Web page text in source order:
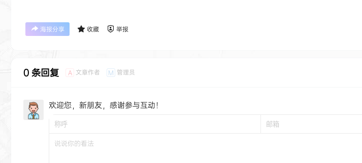
海报分享 收藏 举报
0 条回复 A 文章作者 M 管理员
欢迎您，新朋友，感谢参与互动！